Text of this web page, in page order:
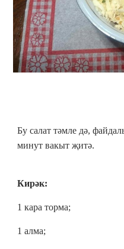
Бу салат тәмле дә,
минут вакыт җитә.
Кирәк:
1 кара торма;
1 алма;